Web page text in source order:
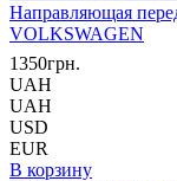
Направляющая
VOLKSWAGEN
1350грн.
UAH
UAH
USD
EUR
В корзину